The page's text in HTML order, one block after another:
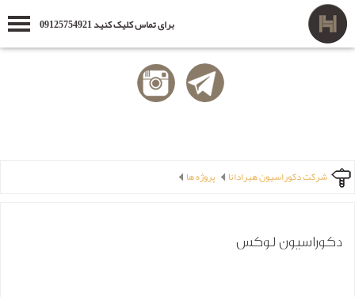
برای تماس کلیک کنید 09125754921
شرکت دکوراسیون هیرادانا پروژه ها
دکوراسیون لوکس